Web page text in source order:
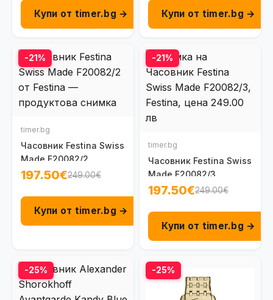
Купи от timer.bg → Купи от timer.bg →
-21%
timer.bg
Часовник Festina Swiss
Made F20082/2
197.50€249.00€
Купи от timer.bg →
-21%
timer.bg
Часовник Festina Swiss
Made F20082/3
197.50€249.00€
Купи от timer.bg →
-25% -25%